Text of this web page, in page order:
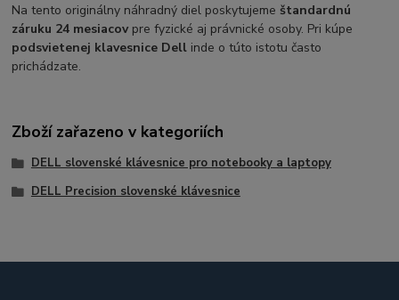
Na tento originálny náhradný diel poskytujeme štandardnú
záruku 24 mesiacovpre fyzické aj právnické osoby. Pri kúpe
podsvietenej klavesnice Dell inde o túto istotu často
prichádzate.
Zboží zařazeno v kategoriích
DELL slovenské klávesnice pro notebooky a laptopy
DELL Precision slovenské klávesnice